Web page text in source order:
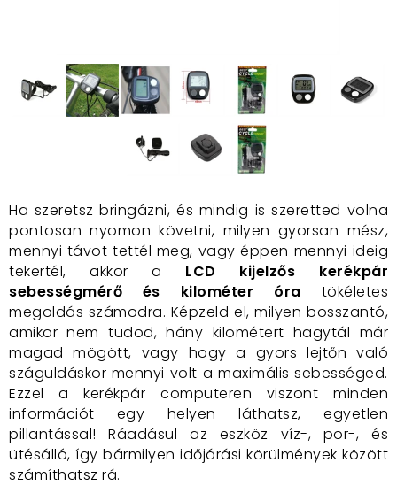
Ha szeretsz bringázni, és mindig is szeretted volna
pontosan nyomon követni, milyen gyorsan mész,
mennyi távot tettél meg, vagy éppen mennyi ideig
tekertél, akkor a LCD kijelzős kerékpár
sebességmérő és kilométer óra tökéletes
megoldás számodra. Képzeld el, milyen bosszantó,
amikor nem tudod, hány kilométert hagytál már
magad mögött, vagy hogy a gyors lejtőn való
száguldáskor mennyi volt a maximális sebességed.
Ezzel a kerékpár computeren viszont minden
információt egy helyen láthatsz, egyetlen
pillantással! Ráadásul az eszköz víz-, por-, és
ütésálló, így bármilyen időjárási körülmények között
számíthatsz rá.